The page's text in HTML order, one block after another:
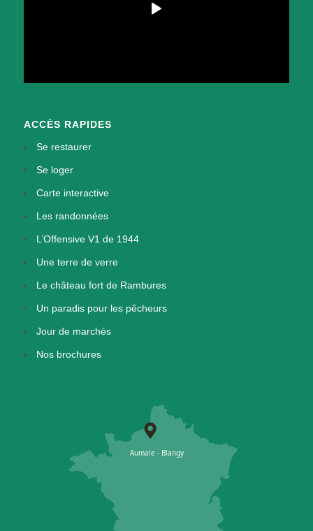
ACCÈS RAPIDES
Se restaurer
Se loger
Carte interactive
Les randonnées
L’Offensive V1 de 1944
Une terre de verre
Le château fort de Rambures
Un paradis pour les pêcheurs
Jour de marchés
Nos brochures